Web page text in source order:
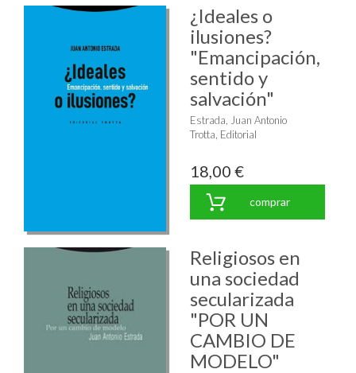
¿Ideales o
ilusiones?
"Emancipación,
sentido y
salvación"
Estrada, Juan Antonio
Trotta, Editorial
18,00 €
comprar
Religiosos en
una sociedad
secularizada
"POR UN
CAMBIO DE
MODELO"